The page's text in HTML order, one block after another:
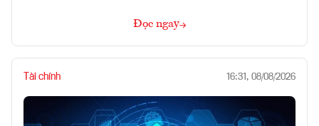
Đọc ngay
Tài chính 16:31, 08/08/2026